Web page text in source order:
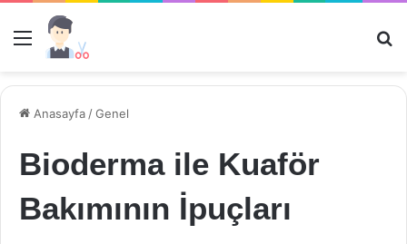
Menü
Anasayfa /Genel
Bioderma ile Kuaför
Bakımının İpuçları